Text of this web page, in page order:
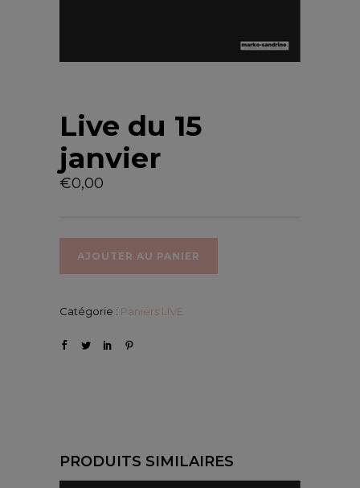
Live du 15
janvier
€0,00
AJOUTER AU PANIER
Catégorie : Paniers LIVE
PRODUITS SIMILAIRES